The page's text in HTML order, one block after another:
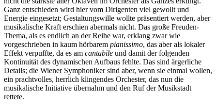
Ganz entschieden wird hier vom Dirigenten viel gewollt und
Energie eingesetzt; Gestaltungswille wollte präsentiert werden, aber
musikalische Kraft erschien abermals nicht. Das große Freuden-
Thema, als es endlich an der Reihe war, erklang zwar wie
vorgeschrieben in kaum hörbarem pianissimo, das aber als lokaler
Effekt verpuffte, da es am cantabile und damit der folgenden
Kontinuität des dynamischen Aufbaus fehlte. Das sind ärgerliche
Details; die Wiener Symphoniker sind aber, wenn sie einmal wollen,
ein prachtvolles, herrlich klingendes Orchester, das nun die
musikalische Initiative übernahm und den Ruf der Musikstadt
rettete.